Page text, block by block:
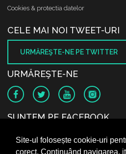
Site-ul folosește cookie-uri
corect. Continuând navigarea,
Cookies & protectia datelor
CELE MAI NOI TWEET-URI
URMĂREŞTE-NE PE TWITTER
URMĂREŞTE-NE
SUNTEM PE FACEBOOK